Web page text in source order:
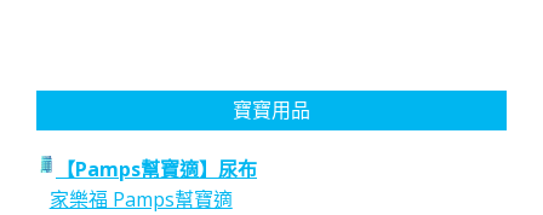
寶寶用品
【Pamps幫寶適】尿布
家樂福 Pamps幫寶適